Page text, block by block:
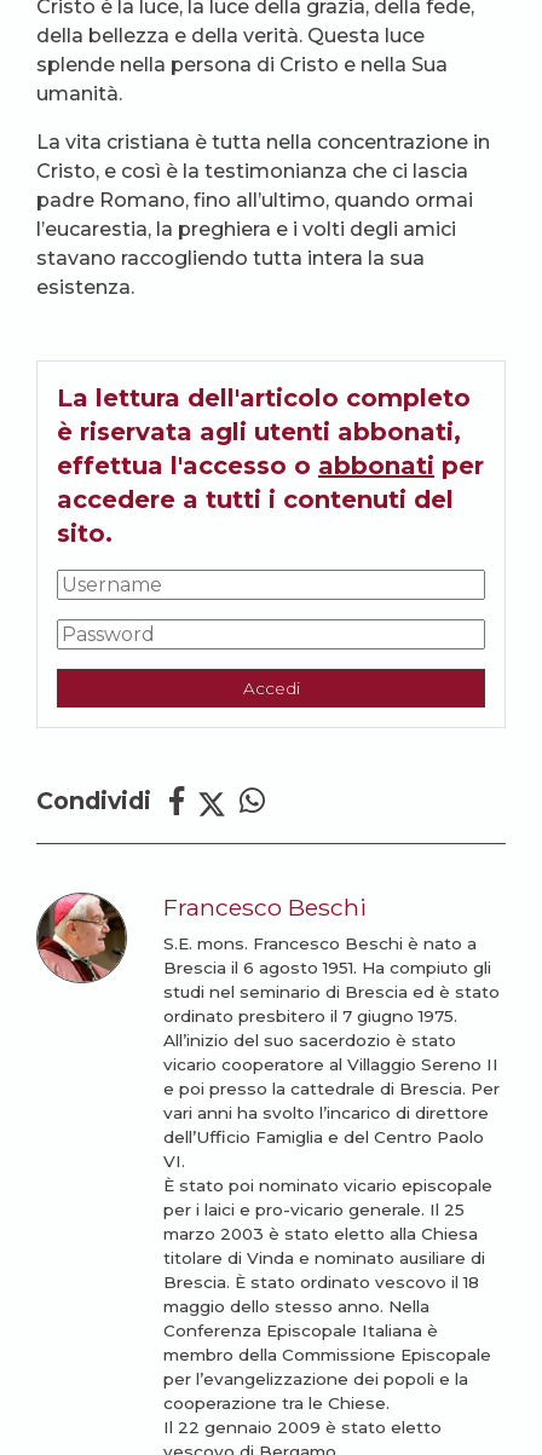
Cristo è la luce, la luce della grazia, della fede,
della bellezza e della verità. Questa luce
splende nella persona di Cristo e nella Sua
umanità.
La vita cristiana è tutta nella concentrazione in
Cristo, e così è la testimonianza che ci lascia
padre Romano, fino all’ultimo, quando ormai
l’eucarestia, la preghiera e i volti degli amici
stavano raccogliendo tutta intera la sua
esistenza.
La lettura dell'articolo completo
è riservata agli utenti abbonati,
effettua l'accesso o abbonati per
accedere a tutti i contenuti del
sito.
Accedi
Condividi
Francesco Beschi
S.E. mons. Francesco Beschi è nato a
Brescia il 6 agosto 1951. Ha compiuto gli
studi nel seminario di Brescia ed è stato
ordinato presbitero il 7 giugno 1975.
All’inizio del suo sacerdozio è stato
vicario cooperatore al Villaggio Sereno II
e poi presso la cattedrale di Brescia. Per
vari anni ha svolto l’incarico di direttore
dell’Ufficio Famiglia e del Centro Paolo
VI.
È stato poi nominato vicario episcopale
per i laici e pro-vicario generale. Il 25
marzo 2003 è stato eletto alla Chiesa
titolare di Vinda e nominato ausiliare di
Brescia. È stato ordinato vescovo il 18
maggio dello stesso anno. Nella
Conferenza Episcopale Italiana è
membro della Commissione Episcopale
per l’evangelizzazione dei popoli e la
cooperazione tra le Chiese.
Il 22 gennaio 2009 è stato eletto